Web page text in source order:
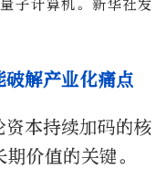
子计算机。新华社发
解产业化痛点
本持续加码的核
价值的关键。